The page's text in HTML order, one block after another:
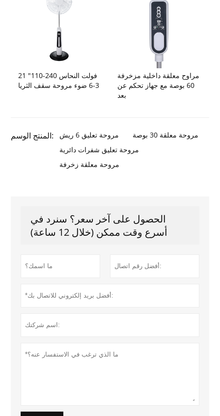
21 "110-240 فولت النحاس
3-6 ضوء مروحة سقف الثريا
مراوح معلقة داخلية مزخرفة
60 بوصة مع جهاز تحكم عن
بعد
المنتج الوسم: مروحة تعليق 6 ريش
مروحة معلقة 30 بوصة
مروحة تعليق شفرات دائرية
مروحة معلقة زخرفة
الحصول على آخر سعر؟ سنرد في
أسرع وقت ممكن (خلال 12 ساعة)